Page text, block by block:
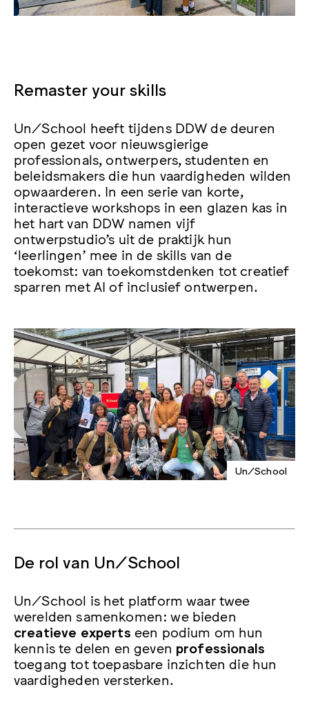
Remaster your skills
Un/School heeft tijdens DDW de deuren
open gezet voor nieuwsgierige
professionals, ontwerpers, studenten en
beleidsmakers die hun vaardigheden wilden
opwaarderen. In een serie van korte,
interactieve workshops in een glazen kas in
het hart van DDW namen vijf
ontwerpstudio’s uit de praktijk hun
‘leerlingen’ mee in de skills van de
toekomst: van toekomstdenken tot creatief
sparren met AI of inclusief ontwerpen.
Un/School
De rol van Un/School
Un/School is het platform waar twee
werelden samenkomen: we bieden
creatieve experts een podium om hun
kennis te delen en geven professionals
toegang tot toepasbare inzichten die hun
vaardigheden versterken.